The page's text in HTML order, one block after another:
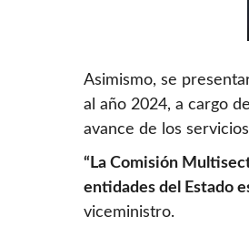
Asimismo, se
al año 2024, a cargo
avance de los
“La Comisión
entidades del Estado
viceministro.